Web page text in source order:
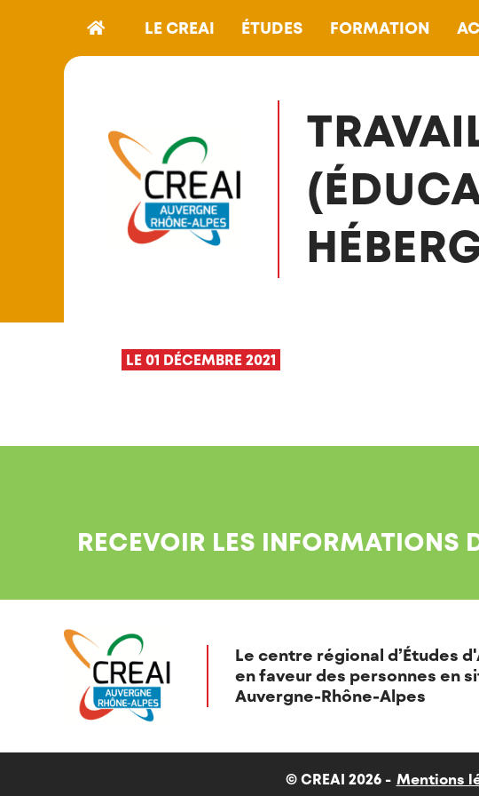
LE CREAI ÉTUDES FORMATION
LE 01 DÉCEMBRE 2021
RECEVOIR LES INFORMATIONS
Le centre régional d’Études
en faveur des personnes en
Auvergne-Rhône-Alpes
© CREAI 2026 - Mentions